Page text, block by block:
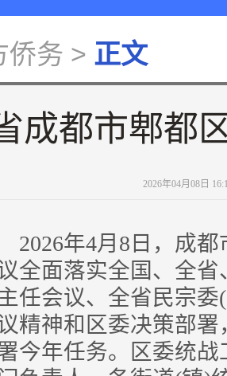
侨务 > 正文
成都市郫都
2026年04月08日
年4月8日，成都
全面落实全国、全
任会议、全省民宗
精神和区委决策部
今年任务。区委统